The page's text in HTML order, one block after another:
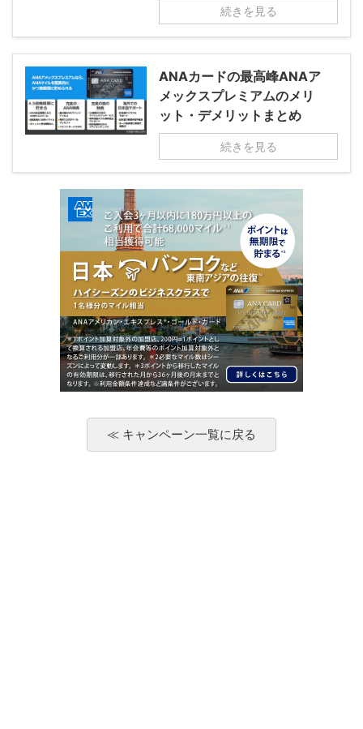
続きを見る
ANAカードの最高峰ANAア
メックスプレミアムのメリ
ット・デメリットまとめ
続きを見る
≪ キャンペーン一覧に戻る